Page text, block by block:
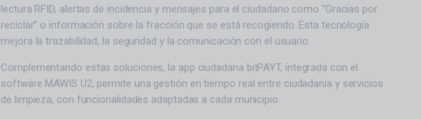
lectura RFID, alertas de incidencia y mensajes para el ciudadano como “Gracias por
reciclar” o información sobre la fracción que se está recogiendo. Esta tecnología
mejora la trazabilidad, la seguridad y la comunicación con el usuario.
Complementando estas soluciones, la app ciudadana bitPAYT, integrada con el
software MAWIS U2, permite una gestión en tiempo real entre ciudadanía y servicios
de limpieza, con funcionalidades adaptadas a cada municipio.